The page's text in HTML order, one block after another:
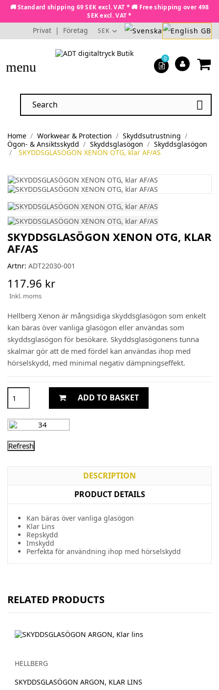
🚚 Standard shipping 69 SEK excl. VAT * 🚚 Free shipping over 498
SEK excl. VAT *
Privat | Företag SEK
menu

0
Home Workwear & Protection
Skyddsutrustning
Ögon- & Ansiktsskydd
Skyddsglasögon
Skyddsglasögon
SKYDDSGLASÖGON XENON OTG, klar AF/AS
SKYDDSGLASÖGON XENON OTG, KLAR
AF/AS
Artnr: ADT22030-001
117.96 kr
Inkl. moms
Hellberg Xenon är mångsidiga skyddsglasögon som enkelt
kan bäras över vanliga glasögon eller användas som
skyddsglasögon för besökare. Skyddsglasögonens tunna
skalmar gör att de med fördel kan användas ihop med
hörselskydd, med minimal negativ dämpningseffekt.
ADD TO BASKET
DESCRIPTION
PRODUCT DETAILS
Kan bäras över vanliga glasögon
Klar Lins
Repskydd
Imskydd
Perfekta för användning ihop med hörselskydd
RELATED PRODUCTS
HELLBERG
SKYDDSGLASÖGON ARGON, KLAR LINS